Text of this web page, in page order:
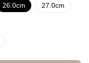
26.0cm 27.0cm